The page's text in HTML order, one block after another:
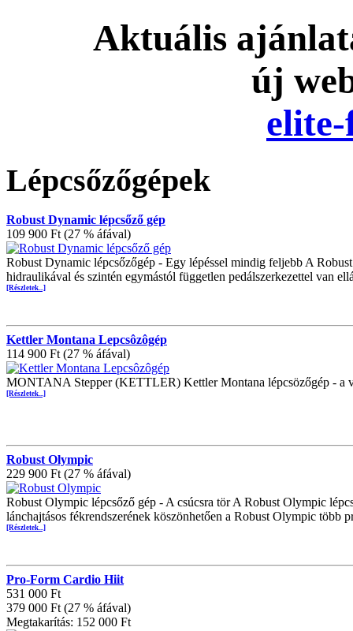
Aktuális
új
Lépcsőzőgépek
Robust Dynamic lépcsőző gép
109 900 Ft (27 % áfával)
Robust Dynamic lépcsőzőgép - Egy lépéssel mindig feljebb A
hidraulikával és szintén egymástól független pedálszerkezettel van
[Részletek...]
Kettler Montana Lepcsôzôgép
114 900 Ft (27 % áfával)
MONTANA Stepper (KETTLER) Kettler Montana lépcsözőgép - a
[Részletek...]
Robust Olympic
229 900 Ft (27 % áfával)
Robust Olympic lépcsőző gép - A csúcsra tör A Robust Olympic
lánchajtásos fékrendszerének köszönhetően a Robust Olympic több
[Részletek...]
Pro-Form Cardio Hiit
531 000 Ft
379 000 Ft (27 % áfával)
Megtakarítás: 152 000 Ft